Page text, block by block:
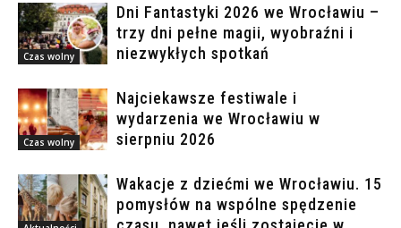
Czas wolny
Dni Fantastyki 2026 we Wrocławiu –
trzy dni pełne magii, wyobraźni i
niezwykłych spotkań
Czas wolny
Najciekawsze festiwale i
wydarzenia we Wrocławiu w
sierpniu 2026
Wakacje z dziećmi we Wrocławiu. 15
pomysłów na wspólne spędzenie